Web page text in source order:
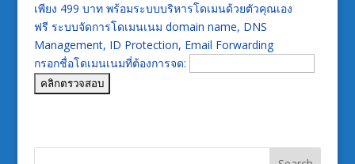
เพียง 499 บาท พร้อมระบบบริหารโดเมนด้วยตัวคุณเอง
ฟรี ระบบจัดการโดเมนเนม domain name, DNS
Management, ID Protection, Email Forwarding
กรอกชื่อโดเมนเนมที่ต้องการจด: